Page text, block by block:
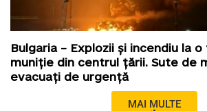
Bulgaria – Explozii și incendiu la
muniție din centrul țării. Sute de
evacuați de urgență
MAI MULTE